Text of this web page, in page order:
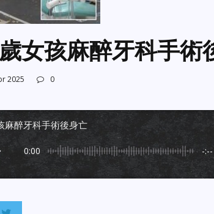
女孩麻醉牙科手術
2025 0
麻醉牙科手術後身亡
0:00 -:--